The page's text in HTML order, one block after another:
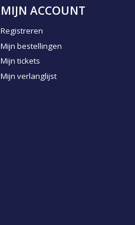
MIJN ACCOUNT
Registreren
Mijn bestellingen
Mijn tickets
Mijn verlanglijst